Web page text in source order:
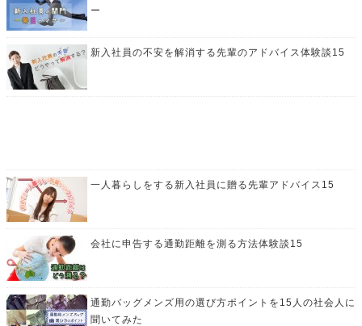
ー
新入社員の不安を解消する先輩のアドバイス体験談15
一人暮らしをする新入社員に贈る先輩アドバイス15
会社に申告する通勤距離を測る方法体験談15
通勤バッグメンズ用の選び方ポイントを15人の社会人に
聞いてみた